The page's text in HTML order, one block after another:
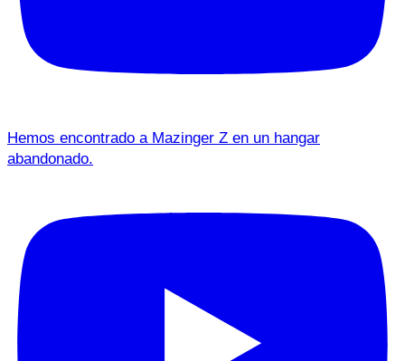
Hemos encontrado a Mazinger Z en un hangar
abandonado.